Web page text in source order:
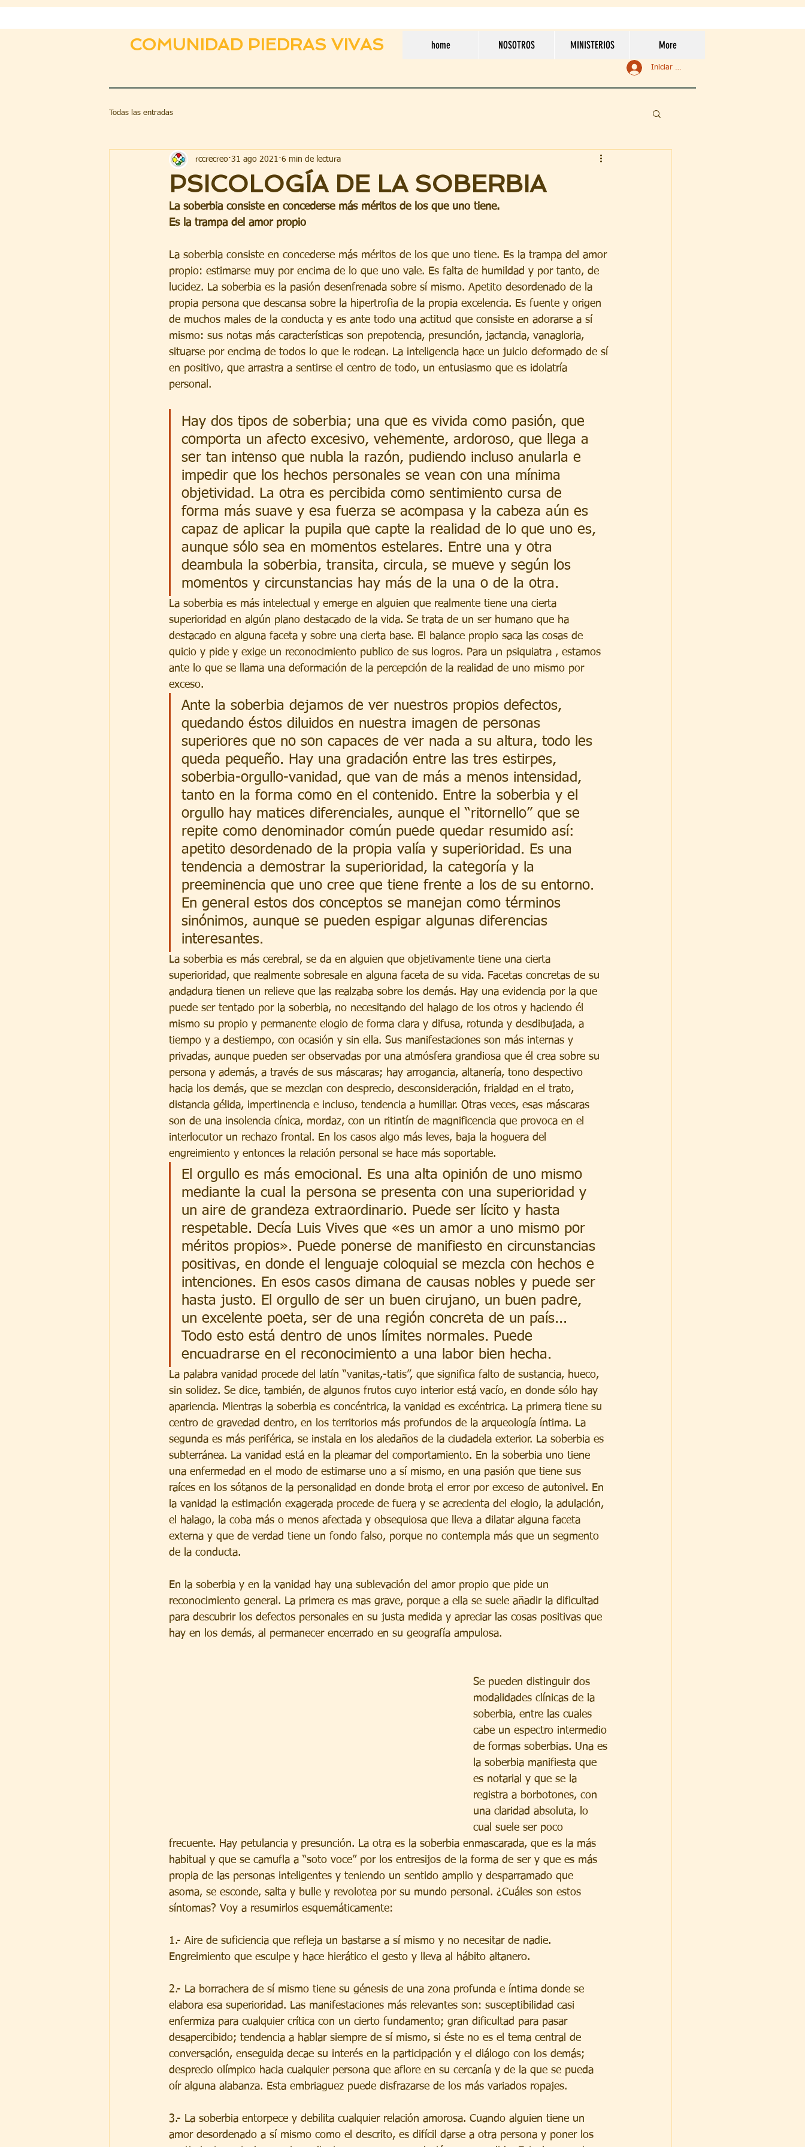
COMUNIDAD PIEDRAS VIVAS home NOSOTROS MINISTERIOS More
Iniciar sesión
Todas las entradas
PSICOLOGÍA DE LA SOBERBIA
rccrecreo 31 ago 2021 6 min de lectura
La soberbia consiste en concederse más méritos de los que uno tiene.
Es la trampa del amor propio
La soberbia consiste en concederse más méritos de los que uno tiene. Es la trampa del amor
propio: estimarse muy por encima de lo que uno vale. Es falta de humildad y por tanto, de
lucidez. La soberbia es la pasión desenfrenada sobre sí mismo. Apetito desordenado de la
propia persona que descansa sobre la hipertrofia de la propia excelencia. Es fuente y origen
de muchos males de la conducta y es ante todo una actitud que consiste en adorarse a sí
mismo: sus notas más características son prepotencia, presunción, jactancia, vanagloria,
situarse por encima de todos lo que le rodean. La inteligencia hace un juicio deformado de sí
en positivo, que arrastra a sentirse el centro de todo, un entusiasmo que es idolatría
personal.
Hay dos tipos de soberbia; una que es vivida como pasión, que
comporta un afecto excesivo, vehemente, ardoroso, que llega a
ser tan intenso que nubla la razón, pudiendo incluso anularla e
impedir que los hechos personales se vean con una mínima
objetividad. La otra es percibida como sentimiento cursa de
forma más suave y esa fuerza se acompasa y la cabeza aún es
capaz de aplicar la pupila que capte la realidad de lo que uno es,
aunque sólo sea en momentos estelares. Entre una y otra
deambula la soberbia, transita, circula, se mueve y según los
momentos y circunstancias hay más de la una o de la otra.
La soberbia es más intelectual y emerge en alguien que realmente tiene una cierta
superioridad en algún plano destacado de la vida. Se trata de un ser humano que ha
destacado en alguna faceta y sobre una cierta base. El balance propio saca las cosas de
quicio y pide y exige un reconocimiento publico de sus logros. Para un psiquiatra , estamos
ante lo que se llama una deformación de la percepción de la realidad de uno mismo por
exceso.
Ante la soberbia dejamos de ver nuestros propios defectos,
quedando éstos diluidos en nuestra imagen de personas
superiores que no son capaces de ver nada a su altura, todo les
queda pequeño. Hay una gradación entre las tres estirpes,
soberbia-orgullo-vanidad, que van de más a menos intensidad,
tanto en la forma como en el contenido. Entre la soberbia y el
orgullo hay matices diferenciales, aunque el “ritornello” que se
repite como denominador común puede quedar resumido así:
apetito desordenado de la propia valía y superioridad. Es una
tendencia a demostrar la superioridad, la categoría y la
preeminencia que uno cree que tiene frente a los de su entorno.
En general estos dos conceptos se manejan como términos
sinónimos, aunque se pueden espigar algunas diferencias
interesantes.
La soberbia es más cerebral, se da en alguien que objetivamente tiene una cierta
superioridad, que realmente sobresale en alguna faceta de su vida. Facetas concretas de su
andadura tienen un relieve que las realzaba sobre los demás. Hay una evidencia por la que
puede ser tentado por la soberbia, no necesitando del halago de los otros y haciendo él
mismo su propio y permanente elogio de forma clara y difusa, rotunda y desdibujada, a
tiempo y a destiempo, con ocasión y sin ella. Sus manifestaciones son más internas y
privadas, aunque pueden ser observadas por una atmósfera grandiosa que él crea sobre su
persona y además, a través de sus máscaras; hay arrogancia, altanería, tono despectivo
hacia los demás, que se mezclan con desprecio, desconsideración, frialdad en el trato,
distancia gélida, impertinencia e incluso, tendencia a humillar. Otras veces, esas máscaras
son de una insolencia cínica, mordaz, con un ritintín de magnificencia que provoca en el
interlocutor un rechazo frontal. En los casos algo más leves, baja la hoguera del
engreimiento y entonces la relación personal se hace más soportable.
El orgullo es más emocional. Es una alta opinión de uno mismo
mediante la cual la persona se presenta con una superioridad y
un aire de grandeza extraordinario. Puede ser lícito y hasta
respetable. Decía Luis Vives que «es un amor a uno mismo por
méritos propios». Puede ponerse de manifiesto en circunstancias
positivas, en donde el lenguaje coloquial se mezcla con hechos e
intenciones. En esos casos dimana de causas nobles y puede ser
hasta justo. El orgullo de ser un buen cirujano, un buen padre,
un excelente poeta, ser de una región concreta de un país...
Todo esto está dentro de unos límites normales. Puede
encuadrarse en el reconocimiento a una labor bien hecha.
La palabra vanidad procede del latín “vanitas,-tatis”, que significa falto de sustancia, hueco,
sin solidez. Se dice, también, de algunos frutos cuyo interior está vacío, en donde sólo hay
apariencia. Mientras la soberbia es concéntrica, la vanidad es excéntrica. La primera tiene su
centro de gravedad dentro, en los territorios más profundos de la arqueología íntima. La
segunda es más periférica, se instala en los aledaños de la ciudadela exterior. La soberbia es
subterránea. La vanidad está en la pleamar del comportamiento. En la soberbia uno tiene
una enfermedad en el modo de estimarse uno a sí mismo, en una pasión que tiene sus
raíces en los sótanos de la personalidad en donde brota el error por exceso de autonivel. En
la vanidad la estimación exagerada procede de fuera y se acrecienta del elogio, la adulación,
el halago, la coba más o menos afectada y obsequiosa que lleva a dilatar alguna faceta
externa y que de verdad tiene un fondo falso, porque no contempla más que un segmento
de la conducta.
En la soberbia y en la vanidad hay una sublevación del amor propio que pide un
reconocimiento general. La primera es mas grave, porque a ella se suele añadir la dificultad
para descubrir los defectos personales en su justa medida y apreciar las cosas positivas que
hay en los demás, al permanecer encerrado en su geografía ampulosa.
Se pueden distinguir dos
modalidades clínicas de la
soberbia, entre las cuales
cabe un espectro intermedio
de formas soberbias. Una es
la soberbia manifiesta que
es notarial y que se la
registra a borbotones, con
una claridad absoluta, lo
cual suele ser poco
frecuente. Hay petulancia y presunción. La otra es la soberbia enmascarada, que es la más
habitual y que se camufla a “soto voce” por los entresijos de la forma de ser y que es más
propia de las personas inteligentes y teniendo un sentido amplio y desparramado que
asoma, se esconde, salta y bulle y revolotea por su mundo personal. ¿Cuáles son estos
síntomas? Voy a resumirlos esquemáticamente:
1.- Aire de suficiencia que refleja un bastarse a sí mismo y no necesitar de nadie.
Engreimiento que esculpe y hace hierático el gesto y lleva al hábito altanero.
2.- La borrachera de sí mismo tiene su génesis de una zona profunda e íntima donde se
elabora esa superioridad. Las manifestaciones más relevantes son: susceptibilidad casi
enfermiza para cualquier crítica con un cierto fundamento; gran dificultad para pasar
desapercibido; tendencia a hablar siempre de sí mismo, si éste no es el tema central de
conversación, enseguida decae su interés en la participación y el diálogo con los demás;
desprecio olímpico hacia cualquier persona que aflore en su cercanía y de la que se pueda
oír alguna alabanza. Esta embriaguez puede disfrazarse de los más variados ropajes.
3.- La soberbia entorpece y debilita cualquier relación amorosa. Cuando alguien tiene un
amor desordenado a sí mismo como el descrito, es difícil darse a otra persona y poner los